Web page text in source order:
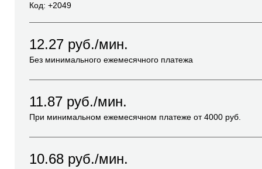
Код: +2049
12.27 руб./мин.
Без минимального ежемесячного платежа
11.87 руб./мин.
При минимальном ежемесячном платеже от4000 руб.
10.68 руб./мин.